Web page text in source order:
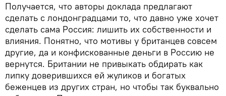
Получается, что авторы доклада предлагают
сделать с лондонградцами то, что давно уже хочет
сделать сама Россия: лишить их собственности и
влияния. Понятно, что мотивы у британцев совсем
другие, да и конфискованные деньги в Россию не
вернутся. Британии не привыкать обдирать как
липку доверившихся ей жуликов и богатых
беженцев из других стран, но чтобы так буквально